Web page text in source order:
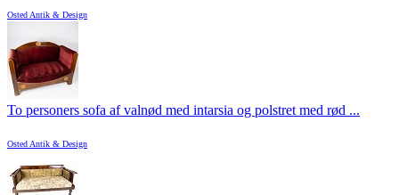
Osted Antik & Design
To personers sofa af valnød med intarsia og polstret med rød ...
Osted Antik & Design